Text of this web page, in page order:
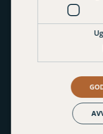
Tverradkomsten 23, 7300
Sluppenvegen 12E. 7037
Klagemuligheter